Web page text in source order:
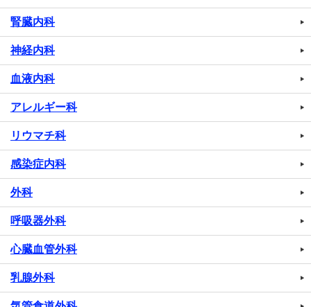
腎臓内科
神経内科
血液内科
アレルギー科
リウマチ科
感染症内科
外科
呼吸器外科
心臓血管外科
乳腺外科